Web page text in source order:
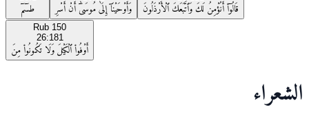
طسٓمٓ وَأَوْحَيْنَآ إِلَىٰ مُوسَىٰٓ أَنْ أَسْرِ قَالُوٓا۟ أَنُؤْمِنُ لَكَ وَٱتَّبَعَكَ ٱلْأَرْذَلُونَ
Rub 150
26:181
أَوْفُوا۟ ٱلْكَيْلَ وَلَا تَكُونُوا۟ مِنَ
الشعراء